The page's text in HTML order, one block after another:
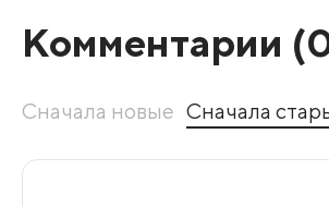
Комментарии (
Сначала новые Сначала